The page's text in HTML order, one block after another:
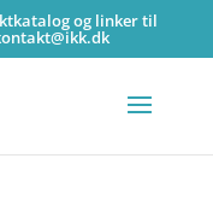
og linker til